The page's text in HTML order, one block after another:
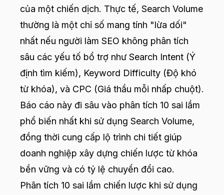
của một chiến dịch. Thực tế, Search Volume
thường là một chỉ số mang tính "lừa dối"
nhất nếu người làm SEO không phân tích
sâu các yếu tố bổ trợ như Search Intent (Ý
định tìm kiếm), Keyword Difficulty (Độ khó
từ khóa), và CPC (Giá thầu mỗi nhấp chuột).
Báo cáo này đi sâu vào phân tích 10 sai lầm
phổ biến nhất khi sử dụng Search Volume,
đồng thời cung cấp lộ trình chi tiết giúp
doanh nghiệp xây dựng chiến lược từ khóa
bền vững và có tỷ lệ chuyển đổi cao.
Phân tích 10 sai lầm chiến lược khi sử dụng